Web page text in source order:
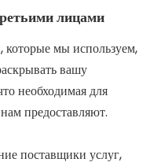
лицами
мы используем,
вашу
необходимая для
предоставляют.
поставщики услуг,